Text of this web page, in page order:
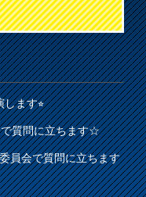
ます⭐︎
質問に立ちます☆
員会で質問に立ちます